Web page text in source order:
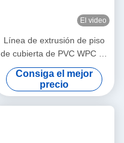
El video
Línea de extrusión de piso
de cubierta de PVC WPC de
alta capacidad con
tratamiento de superficie de
película laminadora con
extrusores cónicos de doble
Consiga el mejor
precio